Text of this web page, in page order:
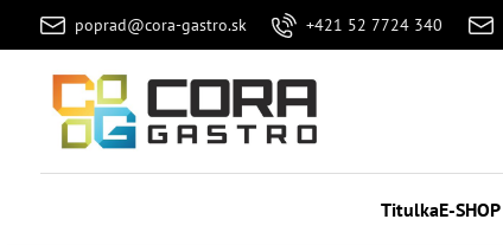
poprad@cora-gastro.sk +421 52 7724 340
TitulkaE-SHOP